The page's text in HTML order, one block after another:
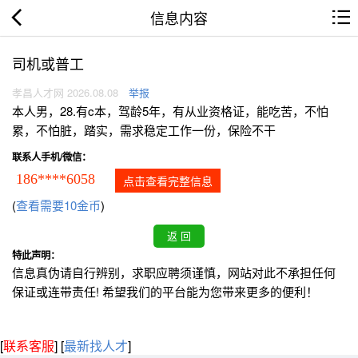
信息内容
司机或普工
孝昌人才网 2026.08.08 举报
本人男，28.有c本，驾龄5年，有从业资格证，能吃苦，不怕
累，不怕脏，踏实，需求稳定工作一份，保险不干
联系人手机/微信：
186****6058 点击查看完整信息
(查看需要10金币)
特此声明：
信息真伪请自行辨别，求职应聘须谨慎，网站对此不承担任何
保证或连带责任! 希望我们的平台能为您带来更多的便利！
[联系客服] [最新找人才]